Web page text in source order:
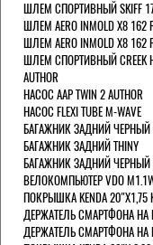
ШЛЕМ СПОРТИВНЫЙ SKIFF
ШЛЕМ AERO INMOLD X8 162
ШЛЕМ AERO INMOLD X8 162
ШЛЕМ СПОРТИВНЫЙ CREEK
AUTHOR
НАСОС AAP TWIN 2 AUTHOR
НАСОС FLEXI TUBE M-WAVE
БАГАЖНИК ЗАДНИЙ ЧЕРНЫЙ
БАГАЖНИК ЗАДНИЙ THINY
БАГАЖНИК ЗАДНИЙ ЧЕРНЫЙ
ВЕЛОКОМПЬЮТЕР VDO
ПОКРЫШКА KENDA 20"Х1,75
ДЕРЖАТЕЛЬ СМАРТФОНА
ДЕРЖАТЕЛЬ СМАРТФОНА НА